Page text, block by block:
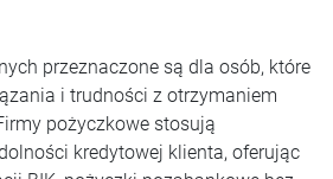
przeznaczone są dla osób, które
i trudności z otrzymaniem
pożyczkowe stosują
kredytowej klienta, oferując